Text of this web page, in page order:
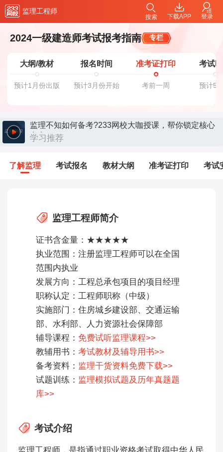
监理工程师
下载APP 登录
搜索
2024一级建造师考试报考指南 专栏
大纲/教材
预计1月份出版
报名时间
预计3月份开始
准考证打印
考前一周
考试
预计5
监理不知如何备考?233网校大咖授课，帮你锁定核心
考点>>
学习推荐
了解监理 考试报名 教材大纲 准考证打印 考试
监理工程师简介
证书含金量：★★★★★
执业范围：注册监理工程师可以在全国
范围内执业
发展方向：工程总承包项目的项目经理
职称认定：工程师职称（中级）
实施部门：住房城乡建设部、交通运输
部、水利部、人力资源社会保障部
辅导课程： 免费试听监理课程>>
教辅用书： 考试教材及辅导用书>>
备考资料： 监理干货资料免费下载>>
试题训练： 监理模拟试题及历年真题题
库>>
考试介绍